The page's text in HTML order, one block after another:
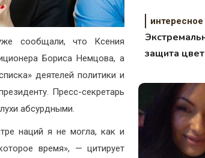
сообщали, что Ксения
Бориса Немцова, а
деятелей политики и
Пресс-секретарь
абсурдными.
наций я не могла, как и
время», — цитирует
интересное
защита